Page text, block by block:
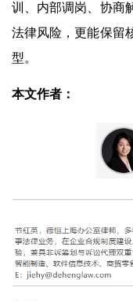
训、内部调岗、协商
法律风险，更能保留
型。
本文作者：